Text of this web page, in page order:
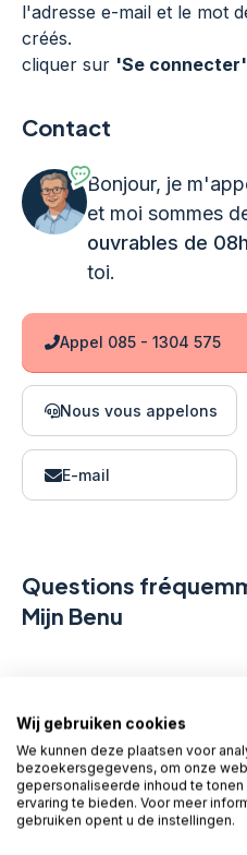
l'adresse e-mail et le mot
créés.
cliquer sur 'Se connecter'
Contact
Bonjour, je
et moi sommes
ouvrables de
toi.
Appel 085 - 1304 575
Nous vous appelons
E-mail
Questions
Mijn Benu
Internet ?
Comment créer un
?
Wij gebruiken cookies
We kunnen deze plaatsen voor
bezoekersgegevens, om onze
gepersonaliseerde inhoud te
ervaring te bieden. Voor meer
gebruiken opent u de instellingen.